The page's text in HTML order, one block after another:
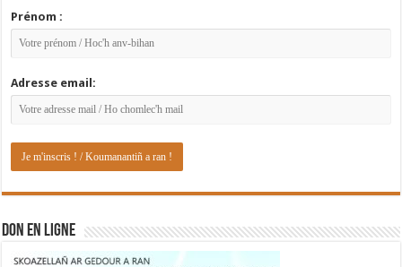
Prénom :
Adresse email:
DON EN LIGNE